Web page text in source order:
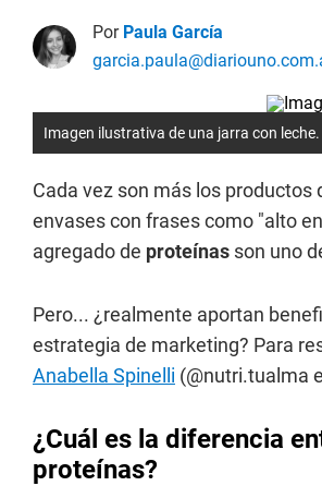
Por Paula García
Imagen ilustrativa de una jarra con leche.
Cada vez son más los
envases con frases como "alto en
agregado de proteínas son uno
Pero... ¿realmente aportan
estrategia de marketing? Para
Anabella Spinelli (@nutri.tualma
¿Cuál es la diferencia
proteínas?